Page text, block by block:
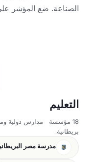
الصناعة. ضع المؤشر
التعليم
18 مؤسسة
مدارس دولية
بريطانية.
مدرسة مصر